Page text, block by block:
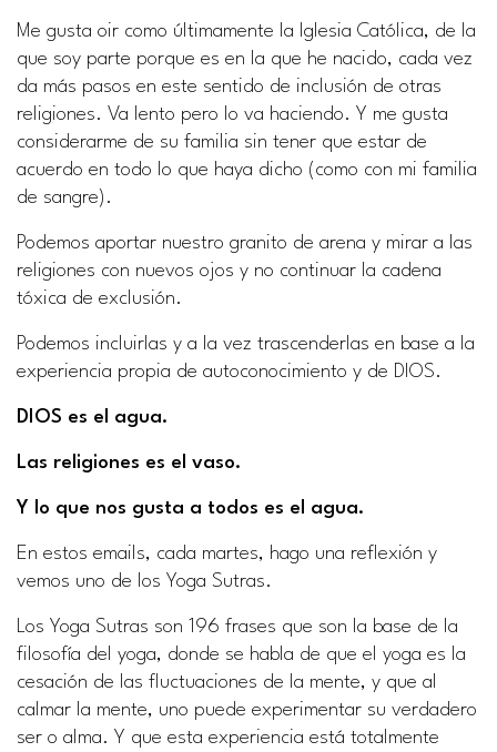
Me gusta oir como últimamente la Iglesia Católica, de la
que soy parte porque es en la que he nacido, cada vez
da más pasos en este sentido de inclusión de otras
religiones. Va lento pero lo va haciendo. Y me gusta
considerarme de su familia sin tener que estar de
acuerdo en todo lo que haya dicho (como con mi familia
de sangre).
Podemos aportar nuestro granito de arena y mirar a las
religiones con nuevos ojos y no continuar la cadena
tóxica de exclusión.
Podemos incluirlas y a la vez trascenderlas en base a la
experiencia propia de autoconocimiento y de DIOS.
DIOS es el agua.
Las religiones es el vaso.
Y lo que nos gusta a todos es el agua.
En estos emails, cada martes, hago una reflexión y
vemos uno de los Yoga Sutras.
Los Yoga Sutras son 196 frases que son la base de la
filosofía del yoga, donde se habla de que el yoga es la
cesación de las fluctuaciones de la mente, y que al
calmar la mente, uno puede experimentar su verdadero
ser o alma. Y que esta experiencia está totalmente